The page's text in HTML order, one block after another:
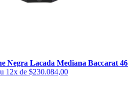
Negra Lacada Mediana Baccarat 46
12x de $230.084,00